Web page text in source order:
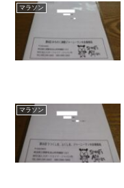
マラソン
マラソン